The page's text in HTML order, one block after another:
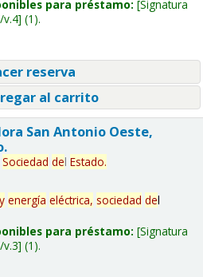
para préstamo: Signatura
v.4 (1).
reserva
al carrito
San Antonio Oeste,
Sociedad del Estado.
y energía eléctrica, sociedad del
para préstamo: Signatura
(1).